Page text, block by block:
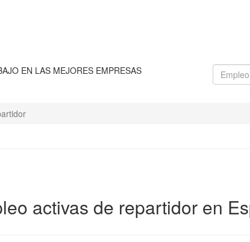
EN LAS MEJORES EMPRESAS
activas de repartidor en